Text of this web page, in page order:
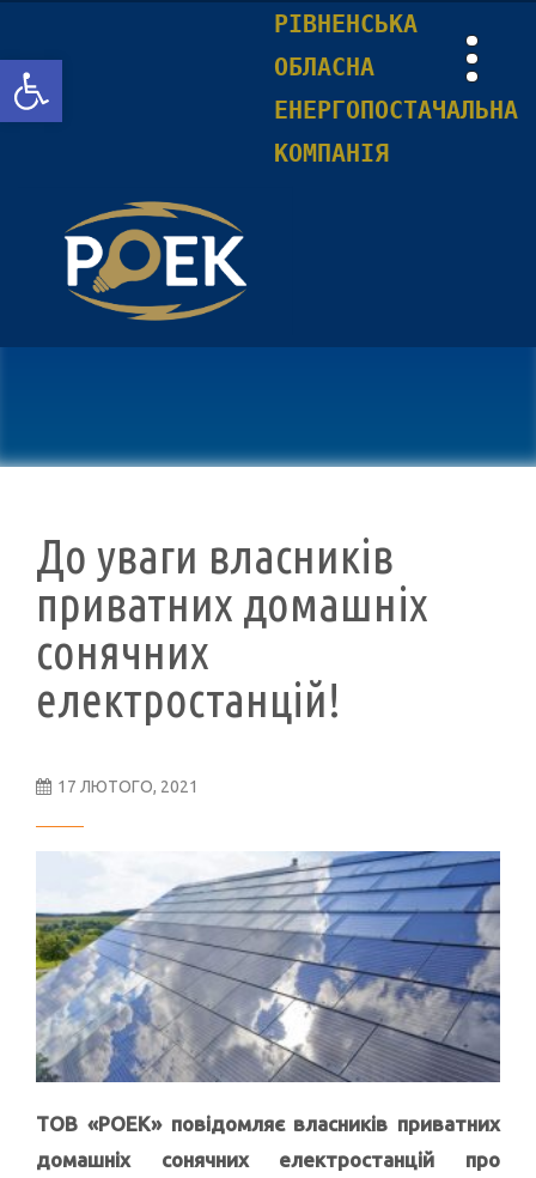
Відкрити Панель інструментів
РІВНЕНСЬКА
ОБЛАСНА
ЕНЕРГОПОСТАЧАЛЬНА
КОМПАНІЯ
До уваги власників
приватних домашніх
сонячних
електростанцій!
17 ЛЮТОГО, 2021
ТОВ «РОЕК» повідомляє власників приватних
домашніх сонячних електростанцій про